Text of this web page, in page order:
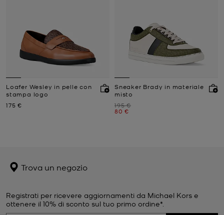
Loafer Wesley in pelle con
stampa logo
Prezzo attuale
175 €
Sneaker Brady in materiale
misto
Prezzo iniziale
195 €
Prezzo attuale
80 €
Trova un negozio
Registrati per ricevere aggiornamenti da Michael Kors e
ottenere il 10% di sconto sul tuo primo ordine*.